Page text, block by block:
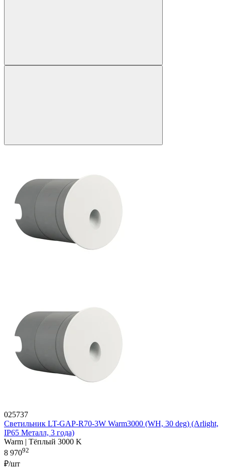
025737
Светильник LT-GAP-R70-3W Warm3000 (WH, 30 deg) (Arlight,
IP65 Металл, 3 года)
Warm | Тёплый 3000 K
8 97092
₽/шт